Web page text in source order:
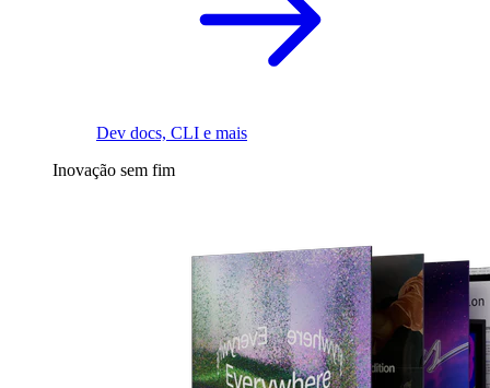
Dev docs, CLI e mais
Inovação sem fim